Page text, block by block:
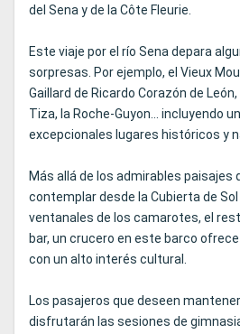
del Sena y de la Côte Fleurie.
Este viaje por el río Sena depara
sorpresas. Por ejemplo, el Vieux
Gaillard de Ricardo Corazón de
Tiza, la Roche-Guyon... incluyendo
excepcionales lugares históricos y
Más allá de los admirables paisajes
contemplar desde la Cubierta de
ventanales de los camarotes, el
bar, un crucero en este barco
con un alto interés cultural.
Los pasajeros que deseen
disfrutarán las sesiones de